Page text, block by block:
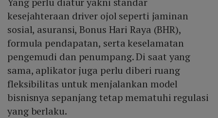
kesejahteraan driver ojol seperti jaminan
sosial, asuransi, Bonus Hari Raya (BHR),
formula pendapatan, serta keselamatan
pengemudi dan penumpang. Di saat yang
sama, aplikator juga perlu diberi ruang
fleksibilitas untuk menjalankan model
bisnisnya sepanjang tetap mematuhi regulasi
yang berlaku.